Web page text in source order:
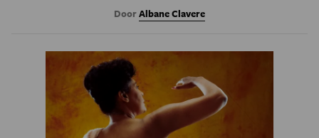
DoorAlbane Clavere